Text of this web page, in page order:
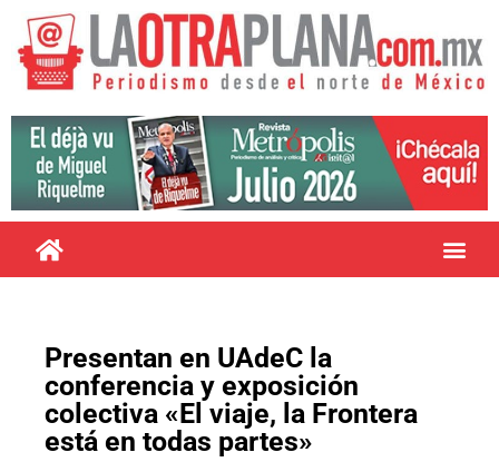
Presentan en UAdeC la
conferencia y exposición
colectiva «El viaje, la Frontera
está en todas partes»